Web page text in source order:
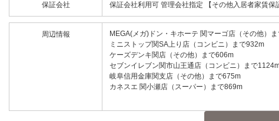
保証会社 保証会社利用可 管理会社指定 【その他入居者家賃保
周辺情報
MEGA(メガ)ドン・キホーテ 関マーゴ店（その他）
ミニストップ関SA上り店（コンビニ）まで932m
ケーズデンキ関店（その他）まで606m
セブンイレブン関市山王通店（コンビニ）まで
岐阜信用金庫関支店（その他）まで675m
カネスエ 関小瀬店（スーパー）まで869m